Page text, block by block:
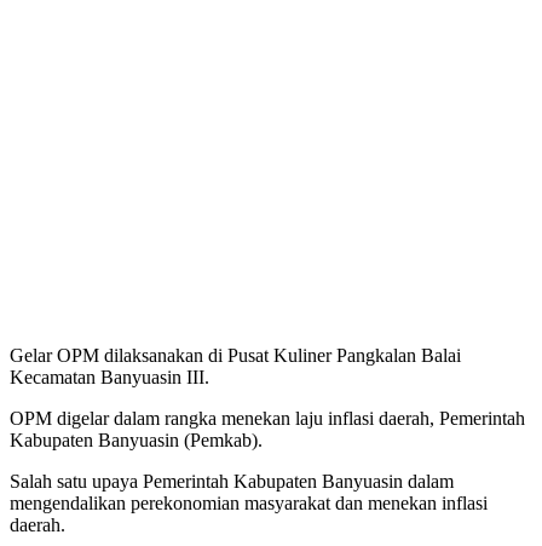
Gelar OPM dilaksanakan di Pusat Kuliner Pangkalan Balai
Kecamatan Banyuasin III.
OPM digelar dalam rangka menekan laju inflasi daerah, Pemerintah
Kabupaten Banyuasin (Pemkab).
Salah satu upaya Pemerintah Kabupaten Banyuasin dalam
mengendalikan perekonomian masyarakat dan menekan inflasi
daerah.